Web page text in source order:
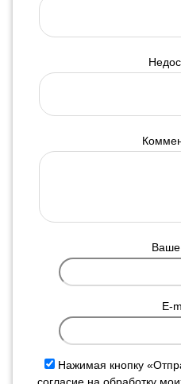
E-
Нажимая кнопку